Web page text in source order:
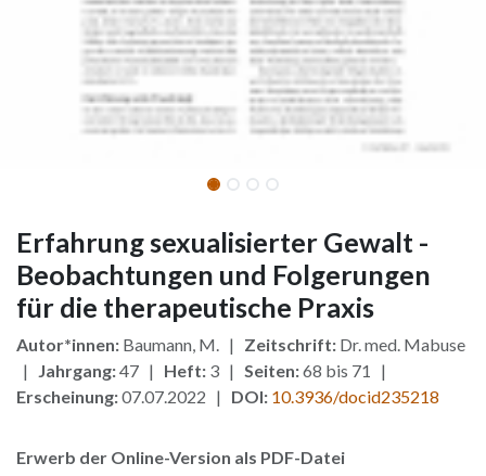
Erfahrung sexualisierter Gewalt -
Beobachtungen und Folgerungen
für die therapeutische Praxis
Autor*innen: Baumann, M. | Zeitschrift: Dr. med. Mabuse
| Jahrgang:47 | Heft: 3 | Seiten:68 bis 71 |
Erscheinung:07.07.2022 | DOI: 10.3936/docid235218
Erwerb der Online-Version als PDF-Datei